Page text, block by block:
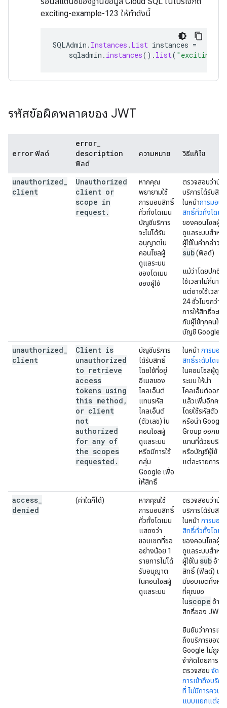
exciting-example-123 ให้ทำดังนี้
SQLAdmin . Instances . List instances =
sqladmin . instances(). list( "exciting-
รหัสข้อผิดพลาดของ JWT
errorฟิลด์
error
description
ฟิลด์
ความหมาย วิธีแก้ไข
unauthorized
client
Unauthorized
client or
scope in
request.
หากคุณ
พยายามใช้
การมอบสิทธิ์
ทั่วทั้งโดเมน
บัญชีบริการ
จะไม่ได้รับ
อนุญาตใน
คอนโซลผู้
ดูแลระบบ
ของโดเมน
ของผู้ใช้
ตรวจสอบว่าบั
บริการได้รับสิทธิ์
ในหน้าการมอบ
สิทธิ์ทั่วทั้งโดเม
ของคอนโซลผู้
ดูแลระบบสำหรั
ผู้ใช้ในคำกล่าวอ้
sub(ฟิลด์)
แม้ว่าโดยปกติจะ
ใช้เวลาไม่กี่นาที
แต่อาจใช้เวลาถึ
24 ชั่วโมงกว่าที่
การให้สิทธิ์จะมี
กับผู้ใช้ทุกคนใน
บัญชี Google
unauthorized
client
Client is
unauthorized
to retrieve
access
tokens using
this method ,
or client
not
authorized
for any of
the scopes
requested .
บัญชีบริการ
ได้รับสิทธิ์
โดยใช้ที่อยู่
อีเมลของ
ไคลเอ็นต์
แทนรหัส
ไคลเอ็นต์
(ตัวเลข) ใน
คอนโซลผู้
ดูแลระบบ
หรือมีการใช้
กลุ่ม
Google เพื่อ
ให้สิทธิ์
ในหน้า การมอบ
สิทธิ์ระดับโดเมน
ในคอนโซลผู้ดูแล
ระบบ ให้นำ
ไคลเอ็นต์ออก
แล้วเพิ่มอีกครั้ง
โดยใช้รหัสตัวเล
หรือนำ Google
Group ออกแล้ว
แทนที่ด้วยบริกา
หรือบัญชีผู้ใช้
แต่ละรายการ
access
denied
(ค่าใดก็ได้)
หากคุณใช้
การมอบสิทธิ์
ทั่วทั้งโดเมน
แสดงว่า
ขอบเขตที่ขอ
อย่างน้อย 1
รายการไม่ได้
รับอนุญาต
ในคอนโซลผู้
ดูแลระบบ
ตรวจสอบว่าบั
บริการได้รับสิทธิ์
ในหน้า การมอบ
สิทธิ์ทั่วทั้งโดเม
ของคอนโซลผู้
ดูแลระบบสำหรั
ผู้ใช้ใน subอ้าง
สิทธิ์ (ฟิลด์) และ
มีขอบเขตทั้งหม
ที่คุณขอ
ในscope อ้าง
สิทธิ์ของ JWT
ยืนยันว่าการเข้า
ถึงบริการของ
Google ไม่ถูก
จำกัดโดยการ
ตรวจสอบ จัดก
การเข้าถึงบริกา
ที่ ไม่มีการควบคุ
แบบแยกแต่ละ